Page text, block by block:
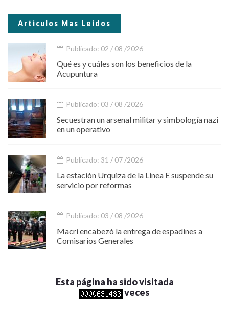
Articulos Mas Leidos
Publicado: 02 / 08 /2026
Qué es y cuáles son los beneficios de la
Acupuntura
Publicado: 03 / 08 /2026
Secuestran un arsenal militar y simbología nazi
en un operativo
Publicado: 31 / 07 /2026
La estación Urquiza de la Línea E suspende su
servicio por reformas
Publicado: 03 / 08 /2026
Macri encabezó la entrega de espadines a
Comisarios Generales
Esta página ha sido visitada
veces